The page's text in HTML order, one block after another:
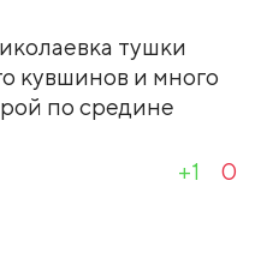
тушки
кувшинов и много
по средине
+1 0